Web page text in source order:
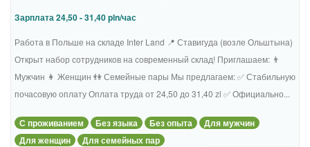
Зарплата 24,50 - 31,40 pln/час
Работа в Польше на складе Inter Land 📍 Ставигуда (возле Ольштына)
Открыт набор сотрудников на современный склад! Приглашаем: 👨
Мужчин 👩 Женщин 👫 Семейные пары Мы предлагаем: ✅ Стабильную
почасовую оплату Оплата труда от 24,50 до 31,40 zl ✅ Официально...
С проживанием Без языка Без опыта
Для мужчин
Для женщин
Для семейных пар